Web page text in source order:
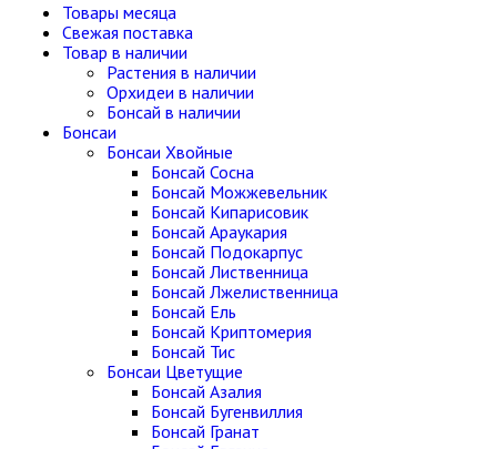
Товары месяца
Свежая поставка
Товар в наличии
Растения в наличии
Орхидеи в наличии
Бонсай в наличии
Бонсаи
Бонсаи Хвойные
Бонсай Сосна
Бонсай Можжевельник
Бонсай Кипарисовик
Бонсай Араукария
Бонсай Подокарпус
Бонсай Лиственница
Бонсай Лжелиственница
Бонсай Ель
Бонсай Криптомерия
Бонсай Тис
Бонсаи Цветущие
Бонсай Азалия
Бонсай Бугенвиллия
Бонсай Гранат